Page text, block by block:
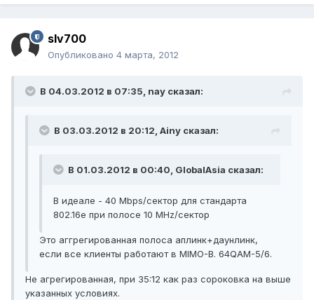
slv700
Опубликовано 4 марта, 2012
В 04.03.2012 в 07:35, nay сказал:
В 03.03.2012 в 20:12, Ainy сказал:
В 01.03.2012 в 00:40, GlobalAsia сказал:
В идеале - 40 Mbps/сектор для стандарта
802.16е при полосе 10 MHz/сектор
Это аггрегированная полоса аплинк+даунлинк,
если все клиенты работают в MIMO-B. 64QAM-5/6.
Не агрегированная, при 35:12 как раз сороковка на выше
указанных условиях.